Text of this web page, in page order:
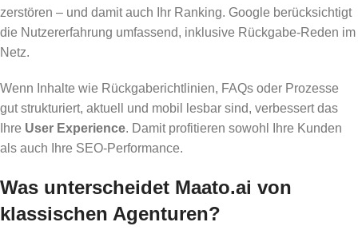
zerstören – und damit auch Ihr Ranking. Google berücksichtigt
die Nutzererfahrung umfassend, inklusive Rückgabe-Reden im
Netz.
Wenn Inhalte wie Rückgaberichtlinien, FAQs oder Prozesse
gut strukturiert, aktuell und mobil lesbar sind, verbessert das
Ihre User Experience. Damit profitieren sowohl Ihre Kunden
als auch Ihre SEO-Performance.
Was unterscheidet Maato.ai von
klassischen Agenturen?